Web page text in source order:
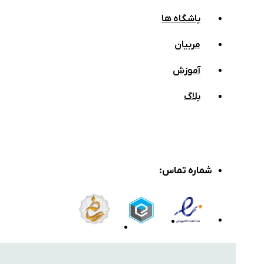
باشگاه ها
مربیان
آموزش
بلاگ
شماره تماس: